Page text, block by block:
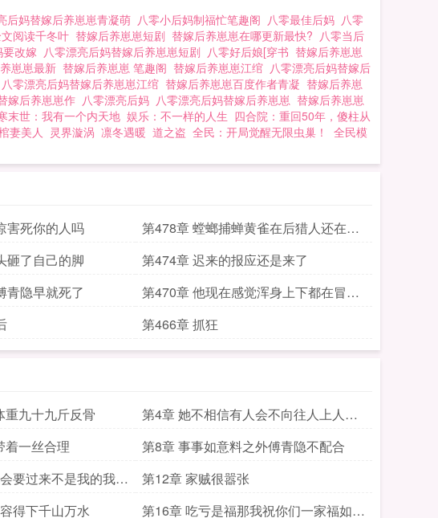
后妈替嫁后养崽崽青凝萌 八零小后妈制福忙笔趣阁 八零最佳后妈 八零
阅读千冬叶 替嫁后养崽崽短剧 替嫁后养崽崽在哪更新最快? 八零当后
要改嫁 八零漂亮后妈替嫁后养崽崽短剧 八零好后娘[穿书 替嫁后养崽崽
崽崽最新 替嫁后养崽崽 笔趣阁 替嫁后养崽崽江绾 八零漂亮后妈替嫁后
八零漂亮后妈替嫁后养崽崽江绾 替嫁后养崽崽百度作者青凝 替嫁后养崽
嫁后养崽崽作 八零漂亮后妈 八零漂亮后妈替嫁后养崽崽 替嫁后养崽崽
末世：我有一个内天地 娱乐：不一样的人生 四合院：重回50年，傻柱从
妻美人 灵界漩涡 凛冬遇暖 道之盗 全民：开局觉醒无限虫巢！
全民模
害死你的人吗
第478章 螳螂捕蝉黄雀在后猎人还在黄
雀后
砸了自己的脚
第474章 迟来的报应还是来了
青隐早就死了
第470章 他现在感觉浑身上下都在冒绿
光
第466章 抓狂
重九十九斤反骨
第4章 她不相信有人会不向往人上人的
生活
着一丝合理
第8章 事事如意料之外傅青隐不配合
要过来不是我的我会
第12章 家贼很嚣张
得下千山万水
第16章 吃亏是福那我祝你们一家福如东